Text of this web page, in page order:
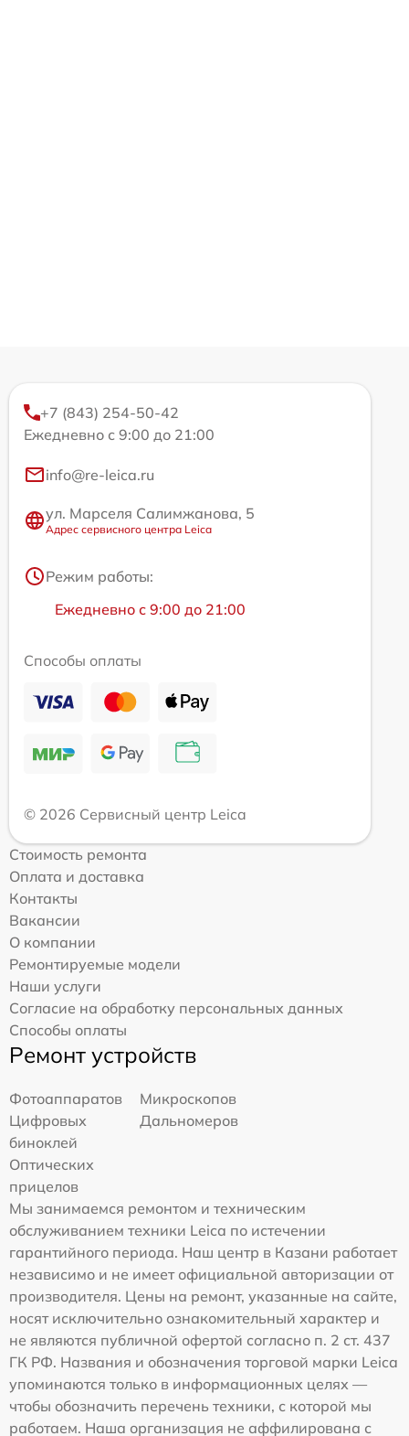
+7 (843) 254-50-42
Ежедневно с 9:00 до 21:00
info@re-leica.ru
ул. Марселя Салимжанова, 5
Адрес сервисного центра Leica
Режим работы:
Ежедневно с 9:00 до 21:00
Способы оплаты
© 2026 Сервисный центр Leica
Стоимость ремонта
Оплата и доставка
Контакты
Вакансии
О компании
Ремонтируемые модели
Наши услуги
Согласие на обработку персональных данных
Способы оплаты
Ремонт устройств
Фотоаппаратов
Микроскопов
Цифровых
биноклей
Дальномеров
Оптических
прицелов
Мы занимаемся ремонтом и техническим
обслуживанием техники Leica по истечении
гарантийного периода. Наш центр в Казани работает
независимо и не имеет официальной авторизации от
производителя. Цены на ремонт, указанные на сайте,
носят исключительно ознакомительный характер и
не являются публичной офертой согласно п. 2 ст. 437
ГК РФ. Названия и обозначения торговой марки Leica
упоминаются только в информационных целях —
чтобы обозначить перечень техники, с которой мы
работаем. Наша организация не аффилирована с